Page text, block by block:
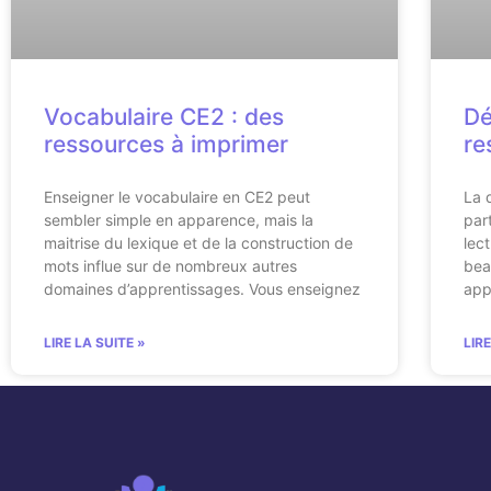
Vocabulaire CE2 : des
ressources à imprimer
Enseigner le vocabulaire en CE2 peut
sembler simple en apparence, mais la
maitrise du lexique et de la construction de
mots influe sur de nombreux autres
domaines d’apprentissages. Vous enseignez
LIRE LA SUITE »
La